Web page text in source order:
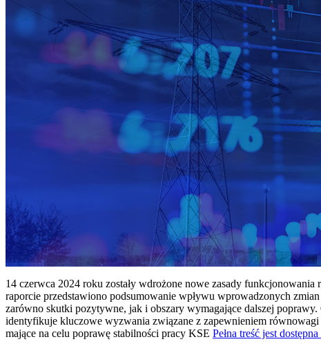
14 czerwca 2024 roku zostały wdrożone nowe zasady
raporcie przedstawiono podsumowanie wpływu wprowadzonych
zarówno skutki pozytywne, jak i obszary wymagające dalszej
identyfikuje kluczowe wyzwania związane z zapewnieniem równowagi
mające na celu poprawę stabilności pracy KSE Pełna treść jest